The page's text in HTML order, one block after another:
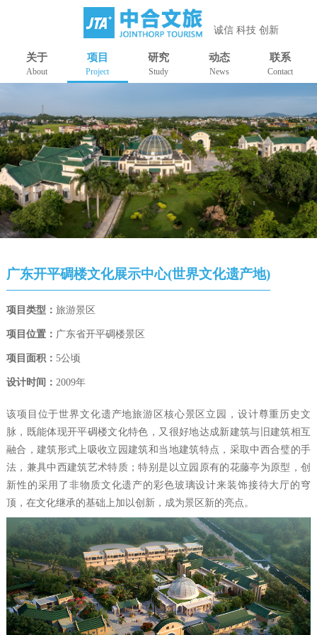
诚信 科技 创新
关于
About
项目
Project
研究
Study
动态
News
联系
Contact
广东开平碉楼文化展示中心(世界文化遗产地)
项目类型： 旅游景区
项目位置： 广东省开平碉楼景区
项目面积： 5公顷
设计时间： 2009年
该项目位于世界文化遗产地旅游区核心景区立园，设计尊重历史文
脉，既能体现开平碉楼文化特色，又很好地达成新建筑与旧建筑相互
融合，建筑形式上吸收立园建筑和当地建筑特点，采取中西合璧的手
法，兼具中西建筑艺术特质；特别是以立园原有的花藤亭为原型，创
新性的采用了非物质文化遗产的彩色玻璃设计来装饰接待大厅的穹
顶，在文化继承的基础上加以创新，成为景区新的亮点。